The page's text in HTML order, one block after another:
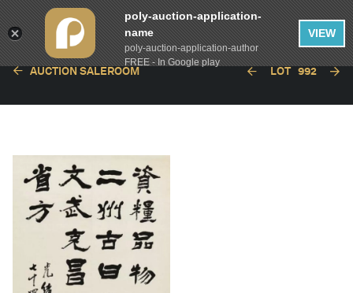
AUCTION SALEROOM LOT 992
poly-auction-application-
name
poly-auction-application-author
FREE - In Google play
VIEW